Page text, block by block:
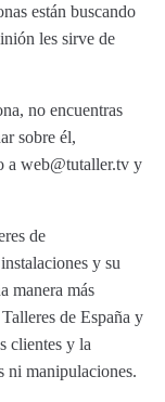
están buscando
les sirve de
no encuentras
sobre él,
a web@tutaller.tv y
de
y su
manera más
de España y
clientes y la
ni manipulaciones.